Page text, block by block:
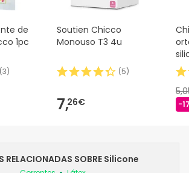
de
1pc
(3)
Soutien Chicco
Monouso T3 4u
(5)
7,26€ -
RELACIONADAS SOBRE Silicone